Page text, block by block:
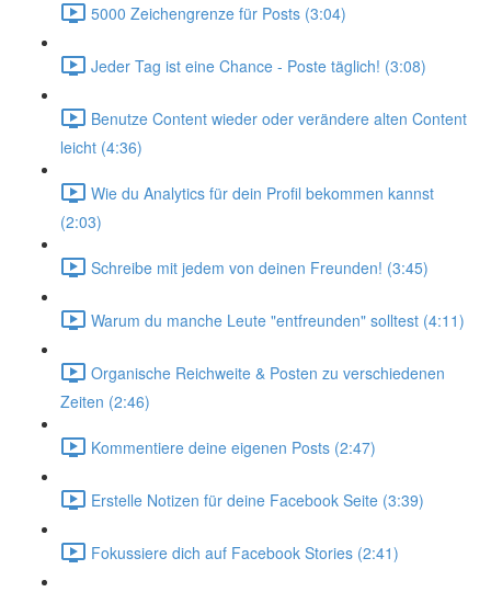
5000 Zeichengrenze für Posts (3:04)
Jeder Tag ist eine Chance - Poste täglich! (3:08)
Benutze Content wieder oder verändere alten Content
leicht (4:36)
Wie du Analytics für dein Profil bekommen kannst
(2:03)
Schreibe mit jedem von deinen Freunden! (3:45)
Warum du manche Leute "entfreunden" solltest (4:11)
Organische Reichweite & Posten zu verschiedenen
Zeiten (2:46)
Kommentiere deine eigenen Posts (2:47)
Erstelle Notizen für deine Facebook Seite (3:39)
Fokussiere dich auf Facebook Stories (2:41)